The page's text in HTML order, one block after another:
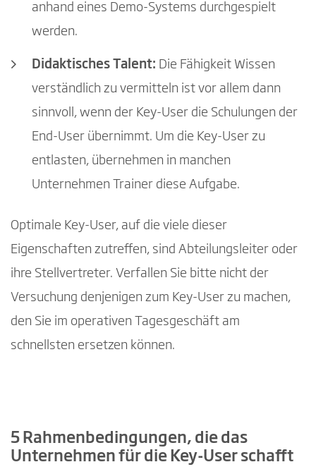
anhand eines Demo-Systems durchgespielt
werden.
Didaktisches Talent: Die Fähigkeit Wissen
verständlich zu vermitteln ist vor allem dann
sinnvoll, wenn der Key-User die Schulungen der
End-User übernimmt. Um die Key-User zu
entlasten, übernehmen in manchen
Unternehmen Trainer diese Aufgabe.
Optimale Key-User, auf die viele dieser
Eigenschaften zutreffen, sind Abteilungsleiter oder
ihre Stellvertreter. Verfallen Sie bitte nicht der
Versuchung denjenigen zum Key-User zu machen,
den Sie im operativen Tagesgeschäft am
schnellsten ersetzen können.
5 Rahmenbedingungen, die das
Unternehmen für die Key-User schafft